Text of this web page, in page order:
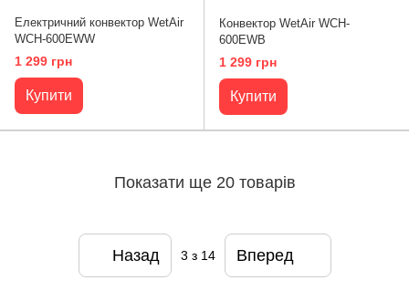
Електричний конвектор WetAir
WСH-600EWW
1 299 грн
Купити
Конвектор WetAir WСH-
600EWB
1 299 грн
Купити
Показати ще 20 товарів
Назад 3 з 14 Вперед